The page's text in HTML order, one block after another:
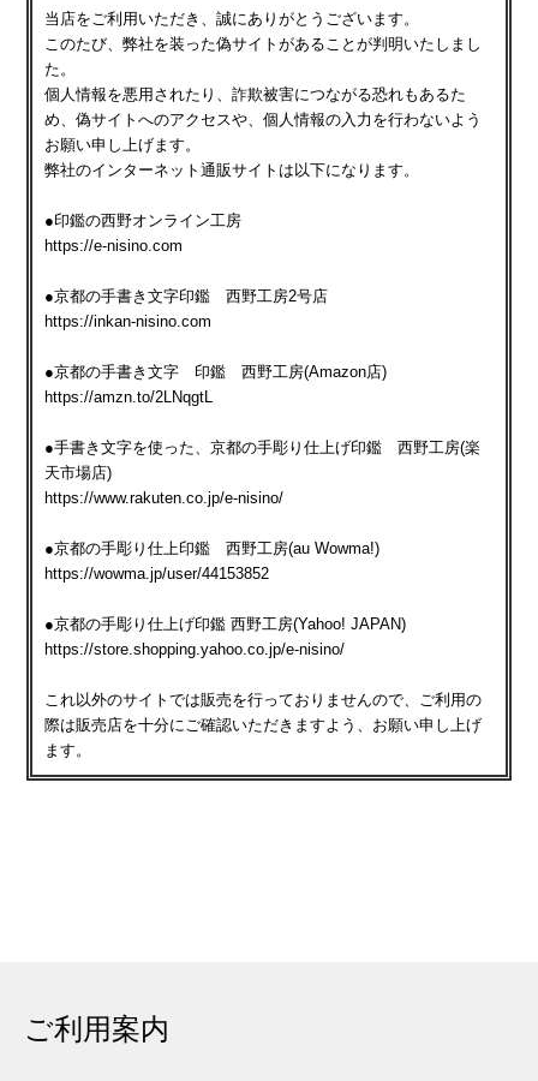
当店をご利用いただき、誠にありがとうございます。
このたび、弊社を装った偽サイトがあることが判明いたしまし
た。
個人情報を悪用されたり、詐欺被害につながる恐れもあるた
め、偽サイトへのアクセスや、個人情報の入力を行わないよう
お願い申し上げます。
弊社のインターネット通販サイトは以下になります。
●印鑑の西野オンライン工房
https://e-nisino.com
●京都の手書き文字印鑑 西野工房2号店
https://inkan-nisino.com
●京都の手書き文字 印鑑 西野工房(Amazon店)
https://amzn.to/2LNqgtL
●手書き文字を使った、京都の手彫り仕上げ印鑑 西野工房(楽
天市場店)
https://www.rakuten.co.jp/e-nisino/
●京都の手彫り仕上印鑑 西野工房(au Wowma!)
https://wowma.jp/user/44153852
●京都の手彫り仕上げ印鑑 西野工房(Yahoo! JAPAN)
https://store.shopping.yahoo.co.jp/e-nisino/
これ以外のサイトでは販売を行っておりませんので、ご利用の
際は販売店を十分にご確認いただきますよう、お願い申し上げ
ます。
ご利用案内